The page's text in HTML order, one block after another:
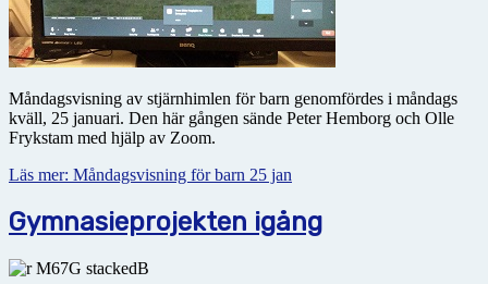
Måndagsvisning av stjärnhimlen för barn genomfördes i måndags
kväll, 25 januari. Den här gången sände Peter Hemborg och Olle
Frykstam med hjälp av Zoom.
Läs mer: Måndagsvisning för barn 25 jan
Gymnasieprojekten igång